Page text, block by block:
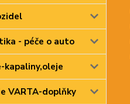
- péče o auto
kapaliny,oleje
VARTA-doplňky